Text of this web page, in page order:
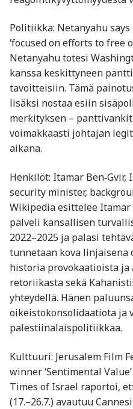
Politiikka: Netanyahu
‘focused on efforts to free
Netanyahu totesi
kanssa keskittyneen
tavoitteisiin. Tämä
lisäksi nostaa esiin
merkityksen –
voimakkaasti johtajan
aikana.
Henkilöt: Itamar Ben‑Gvir,
security minister,
Wikipedia esittelee Itamar
palveli kansallisen
2022–2025 ja palasi
tunnetaan kova
historia provokaatioista ja
retoriikasta sekä
yhteydellä. Hänen
oikeistokonsolidaatiota ja
palestiinalaispolitiikkaa.
Kulttuuri: Jerusalem Film
winner ‘Sentimental Value’
Times of Israel raportoi,
(17.–26.7.) avautuu